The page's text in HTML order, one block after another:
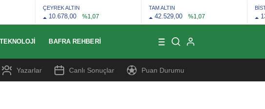
ÇEYREK ALTIN
10.678,00 %1,07
TAM ALTIN
42.529,00 %1,07
TEKNOLOJI BAFRA REHBERI
Yazarlar Canlı Sonuçlar Puan Durumu